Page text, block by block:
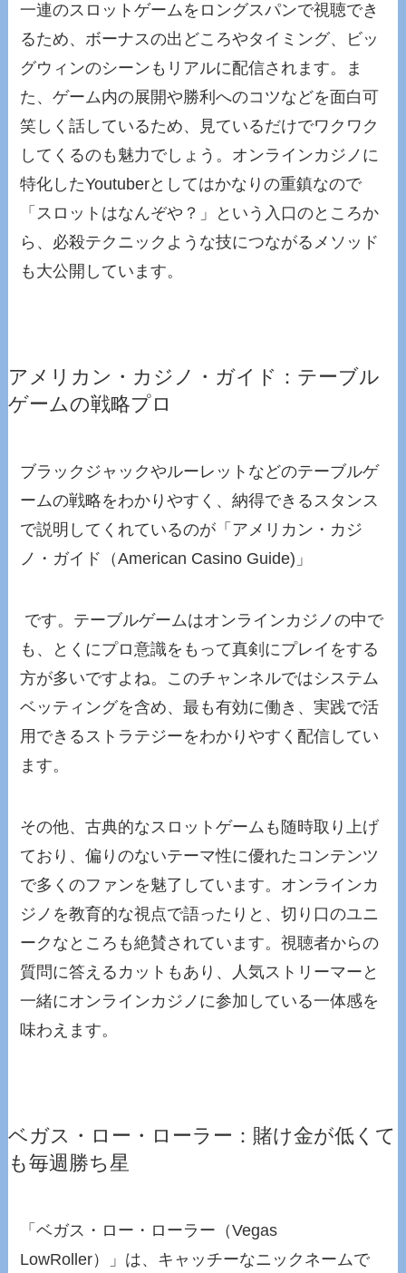
一連のスロットゲームをロングスパンで視聴でき
るため、ボーナスの出どころやタイミング、ビッ
グウィンのシーンもリアルに配信されます。ま
た、ゲーム内の展開や勝利へのコツなどを面白可
笑しく話しているため、見ているだけでワクワク
してくるのも魅力でしょう。オンラインカジノに
特化したYoutuberとしてはかなりの重鎮なので
「スロットはなんぞや？」という入口のところか
ら、必殺テクニックような技につながるメソッド
も大公開しています。
アメリカン・カジノ・ガイド：テーブル
ゲームの戦略プロ
ブラックジャックやルーレットなどのテーブルゲ
ームの戦略をわかりやすく、納得できるスタンス
で説明してくれているのが「アメリカン・カジ
ノ・ガイド（American Casino Guide)」
です。テーブルゲームはオンラインカジノの中で
も、とくにプロ意識をもって真剣にプレイをする
方が多いですよね。このチャンネルではシステム
ベッティングを含め、最も有効に働き、実践で活
用できるストラテジーをわかりやすく配信してい
ます。
その他、古典的なスロットゲームも随時取り上げ
ており、偏りのないテーマ性に優れたコンテンツ
で多くのファンを魅了しています。オンラインカ
ジノを教育的な視点で語ったりと、切り口のユニ
ークなところも絶賛されています。視聴者からの
質問に答えるカットもあり、人気ストリーマーと
一緒にオンラインカジノに参加している一体感を
味わえます。
ベガス・ロー・ローラー：賭け金が低くて
も毎週勝ち星
「ベガス・ロー・ローラー（Vegas
LowRoller）」は、キャッチーなニックネームで